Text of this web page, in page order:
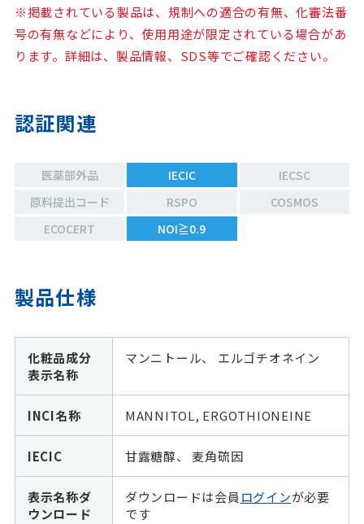
※掲載されている製品は、規制への適合の有無、化審法番
号の有無などにより、使用用途が限定されている場合があ
ります。詳細は、製品情報、SDS等でご確認ください。
認証関連
医薬部外品 IECIC
IECSC
原料提出コード
RSPO
COSMOS
ECOCERT
NOI≧0.9
製品仕様
化粧品成分
表示名称
マンニトール、 エルゴチオネイン
INCI名称 MANNITOL, ERGOTHIONEINE
IECIC 甘露糖醇、 麦角硫因
表示名称ダ
ウンロード
ダウンロードは会員 ログインが必要
です